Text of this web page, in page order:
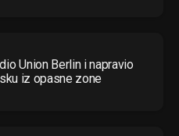
Union Berlin i napravio
iz opasne zone